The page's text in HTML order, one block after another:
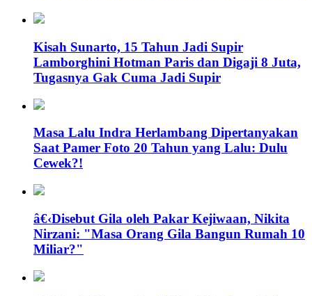
Kisah Sunarto, 15 Tahun Jadi Supir
Lamborghini Hotman Paris dan Digaji 8 Juta,
Tugasnya Gak Cuma Jadi Supir
Masa Lalu Indra Herlambang Dipertanyakan
Saat Pamer Foto 20 Tahun yang Lalu: Dulu
Cewek?!
â€‹Disebut Gila oleh Pakar Kejiwaan, Nikita
Nirzani: "Masa Orang Gila Bangun Rumah 10
Miliar?"